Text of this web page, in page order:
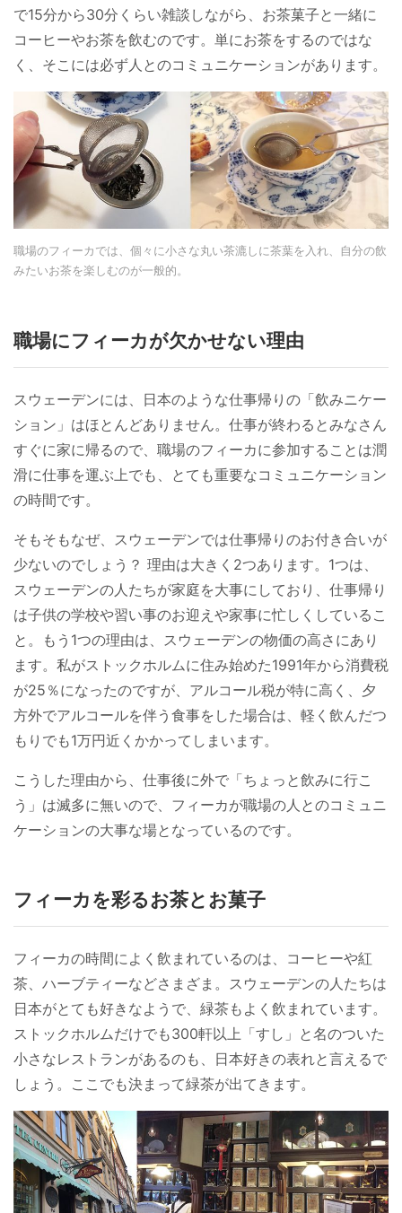
で15分から30分くらい雑談しながら、お茶菓子と一緒に
コーヒーやお茶を飲むのです。単にお茶をするのではな
く、そこには必ず人とのコミュニケーションがあります。
職場のフィーカでは、個々に小さな丸い茶漉しに茶葉を入れ、自分の飲
みたいお茶を楽しむのが一般的。
職場にフィーカが欠かせない理由
スウェーデンには、日本のような仕事帰りの「飲みニケー
ション」はほとんどありません。仕事が終わるとみなさん
すぐに家に帰るので、職場のフィーカに参加することは潤
滑に仕事を運ぶ上でも、とても重要なコミュニケーション
の時間です。
そもそもなぜ、スウェーデンでは仕事帰りのお付き合いが
少ないのでしょう？ 理由は大きく2つあります。1つは、
スウェーデンの人たちが家庭を大事にしており、仕事帰り
は子供の学校や習い事のお迎えや家事に忙しくしているこ
と。もう1つの理由は、スウェーデンの物価の高さにあり
ます。私がストックホルムに住み始めた1991年から消費税
が25％になったのですが、アルコール税が特に高く、夕
方外でアルコールを伴う食事をした場合は、軽く飲んだつ
もりでも1万円近くかかってしまいます。
こうした理由から、仕事後に外で「ちょっと飲みに行こ
う」は滅多に無いので、フィーカが職場の人とのコミュニ
ケーションの大事な場となっているのです。
フィーカを彩るお茶とお菓子
フィーカの時間によく飲まれているのは、コーヒーや紅
茶、ハーブティーなどさまざま。スウェーデンの人たちは
日本がとても好きなようで、緑茶もよく飲まれています。
ストックホルムだけでも300軒以上「すし」と名のついた
小さなレストランがあるのも、日本好きの表れと言えるで
しょう。ここでも決まって緑茶が出てきます。